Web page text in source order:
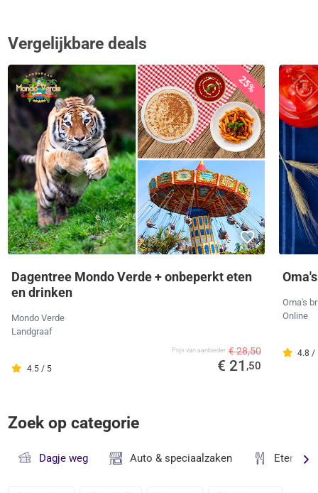
Vergelijkbare deals
25%
Dagentree Mondo Verde + onbeperkt eten
en drinken
Mondo Verde
Landgraaf
4.5 / 5
Prijs van aanbieder € 28,50
€ 21 ,50
Oma's
Online
4.8 /
Zoek op categorie
Dagje weg Auto & speciaalzaken Eten &